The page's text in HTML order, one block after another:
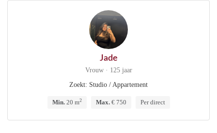
Jade
Vrouw · 125 jaar
Zoekt: Studio / Appartement
Min.20 m2 Max.€ 750 Per direct